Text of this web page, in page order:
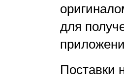
для
Поставки